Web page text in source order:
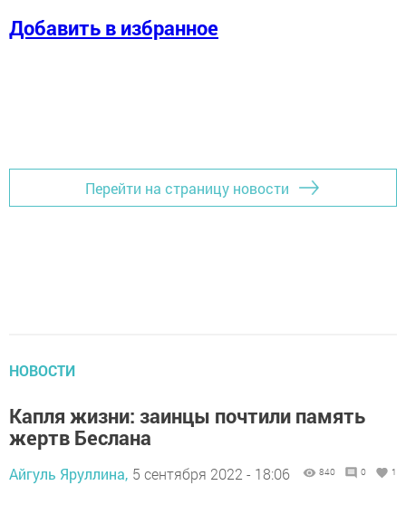
Добавить в избранное
Перейти на страницу новости
НОВОСТИ
Капля жизни: заинцы почтили память
жертв Беслана
Айгуль Яруллина, 5 сентября 2022 - 18:06 840 0 1